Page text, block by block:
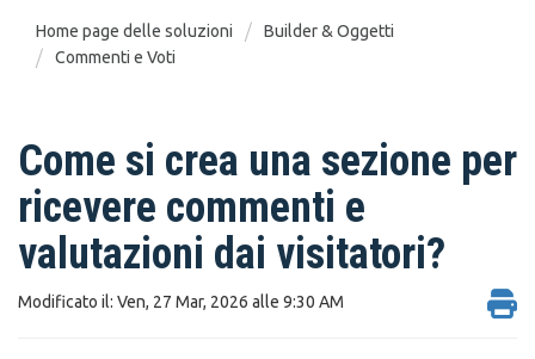
Home page delle soluzioni
Builder & Oggetti
Commenti e Voti
Come si crea una sezione per
ricevere commenti e
valutazioni dai visitatori?
Modificato il: Ven, 27 Mar, 2026 alle 9:30 AM